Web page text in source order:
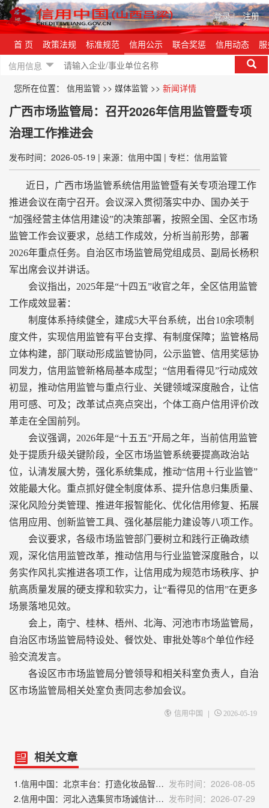
登录| 注册
首 页 政策法规 标准规范 信用公示 联合奖惩 信用动态
信用信息
您所在位置： 信用监管 >> 媒体监管 >> 新闻详情
广西市场监管局：召开2026年信用监管暨专项
治理工作推进会
发布时间：2026-05-19 | 来源：信用中国 | 专栏：信用监管
近日，广西市场监管系统信用监管暨有关专项治理工作
推进会议在南宁召开。会议深入贯彻落实中办、国办关于
“加强经营主体信用建设”的决策部署，按照全国、全区市场
监管工作会议要求，总结工作成效，分析当前形势，部署
2026年重点任务。自治区市场监管局党组成员、副局长杨积
军出席会议并讲话。
会议指出，2025年是“十四五”收官之年，全区信用监管
工作成效显著：
制度体系持续健全，建成5大平台系统，出台10余项制
度文件，实现信用监管有平台支撑、有制度保障；监管格局
立体构建，部门联动形成监管协同，公示监管、信用奖惩协
同发力，信用监管新格局基本成型；“信用看得见”行动成效
初显，推动信用监管与重点行业、关键领域深度融合，让信
用可感、可及；改革试点亮点突出，个体工商户信用评价改
革走在全国前列。
会议强调，2026年是“十五五”开局之年，当前信用监管
处于提质升级关键阶段，全区市场监管系统要提高政治站
位，认清发展大势，强化系统集成，推动“信用＋行业监管”
效能最大化。重点抓好健全制度体系、提升信息归集质量、
深化风险分类管理、推进年报智能化、优化信用修复、拓展
信用应用、创新监管工具、强化基层能力建设等八项工作。
会议要求，各级市场监管部门要树立和践行正确政绩
观，深化信用监管改革，推动信用与行业监管深度融合，以
务实作风扎实推进各项工作，让信用成为规范市场秩序、护
航高质量发展的硬支撑和软实力，让“看得见的信用”在更多
场景落地见效。
会上，南宁、桂林、梧州、北海、河池市市场监管局，
自治区市场监管局特设处、餐饮处、审批处等8个单位作经
验交流发言。
各设区市市场监管局分管领导和相关科室负责人，自治
区市场监管局相关处室负责同志参加会议。
信用中国 | 2026-05-19
相关文章
1.信用中国：北京丰台：打造化妆品智慧监管闭环新模式 发布时间：2026-08-05
2.信用中国：河北入选集贸市场诚信计量分级分类监管试点 发布时间：2026-07-29